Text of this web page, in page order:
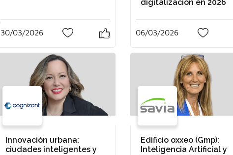
30/03/2026
digitalización en 2026
06/03/2026
Innovación urbana:
ciudades inteligentes y
Edificio oxxeo (Gmp):
Inteligencia Artificial y